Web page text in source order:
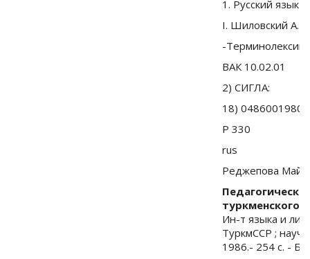
1. Русский язык
I. Шиловский А.Н.
-Терминолексика
ВАК 10.02.01
2) СИГЛА:
18) 04860019800
Р 330
rus
Реджепова
туркменского
Ин-т языка и
ТуркмССР ;
1986.- 254 с. -